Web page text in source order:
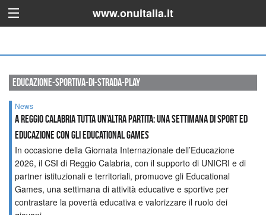
www.onuitalia.it
educazione-sportiva-di-strada-play
News
A Reggio Calabria tutta un’altra partita: una settimana di sport ed
educazione con gli Educational Games
In occasione della Giornata Internazionale dell’Educazione
2026, il CSI di Reggio Calabria, con il supporto di UNICRI e di
partner istituzionali e territoriali, promuove gli Educational
Games, una settimana di attività educative e sportive per
contrastare la povertà educativa e valorizzare il ruolo dei